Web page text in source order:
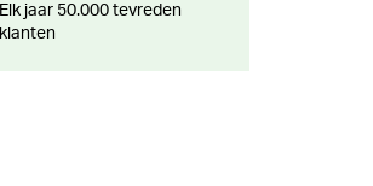
Elk jaar 50.000 tevreden
klanten